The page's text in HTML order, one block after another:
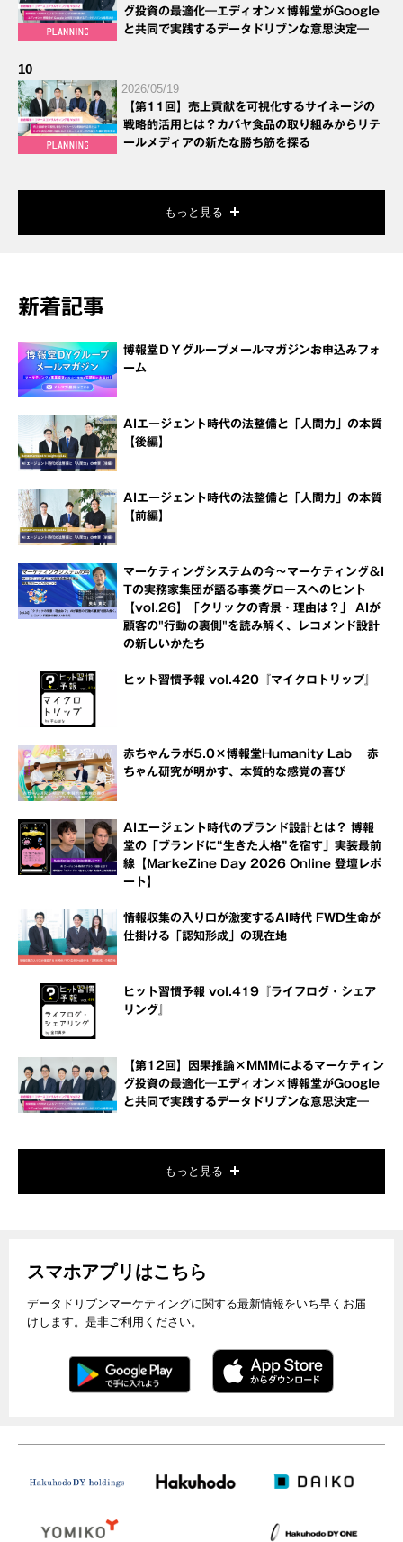
グ投資の最適化―エディオン×博報堂がGoogle
と共同で実践するデータドリブンな意思決定―
10
2026/05/19
【第11回】売上貢献を可視化するサイネージの
戦略的活用とは？カバヤ食品の取り組みからリテ
ールメディアの新たな勝ち筋を探る
もっと見る
新着記事
博報堂ＤＹグループメールマガジンお申込みフォ
ーム
AIエージェント時代の法整備と「人間力」の本質
【後編】
AIエージェント時代の法整備と「人間力」の本質
【前編】
マーケティングシステムの今～マーケティング＆I
Tの実務家集団が語る事業グロースへのヒント
【vol.26】「クリックの背景・理由は？」 AIが
顧客の"行動の裏側"を読み解く、レコメンド設計
の新しいかたち
ヒット習慣予報 vol.420『マイクロトリップ』
赤ちゃんラボ5.0×博報堂Humanity Lab 赤
ちゃん研究が明かす、本質的な感覚の喜び
AIエージェント時代のブランド設計とは？ 博報
堂の「ブランドに“生きた人格”を宿す」実装最前
線【MarkeZine Day 2026 Online 登壇レポ
ート】
情報収集の入り口が激変するAI時代 FWD生命が
仕掛ける「認知形成」の現在地
ヒット習慣予報 vol.419『ライフログ・シェア
リング』
【第12回】因果推論×MMMによるマーケティン
グ投資の最適化―エディオン×博報堂がGoogle
と共同で実践するデータドリブンな意思決定―
もっと見る
スマホアプリはこちら
データドリブンマーケティングに関する最新情報をいち早くお届
けします。是非ご利用ください。